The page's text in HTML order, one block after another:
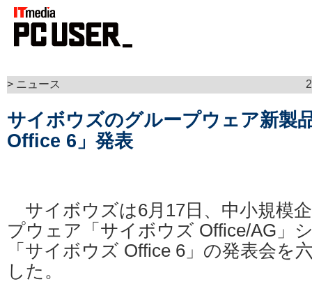
> ニュース
サイボウズのグループウェア新製
Office 6」発表
サイボウズは6月17日、中小規模
プウェア「サイボウズ Office/AG」
「サイボウズ Office 6」の発表会を
した。